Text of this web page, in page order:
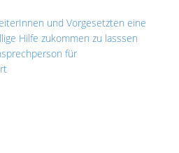
und Vorgesetzten eine
Hilfe zukommen zu lasssen
für